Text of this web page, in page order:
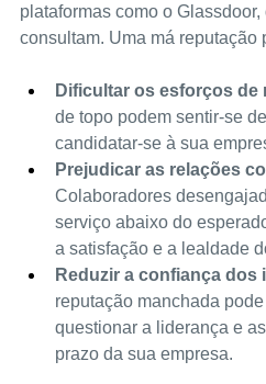
plataformas como o
consultam. Uma má reputação
Dificultar os esforços de
de topo podem sentir-se
candidatar-se à sua
Prejudicar as relações
Colaboradores
serviço abaixo do
a satisfação e a lealdade
Reduzir a confiança dos
reputação manchada
questionar a liderança e
prazo da sua empresa.